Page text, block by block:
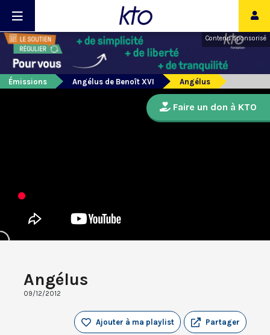
Contenu sponsorisé
Émissions Angélus de Benoît XVI Angélus
Angélus
09/12/2012
Partager
Ajouter à ma playlist
Faire un don à KTO